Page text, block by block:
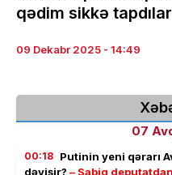
qədim sikkə tapdılar
09 Dekabr 2025 - 14:49
07
00:18 Putinin yeni qərarı
dəyişir? – Sabiq